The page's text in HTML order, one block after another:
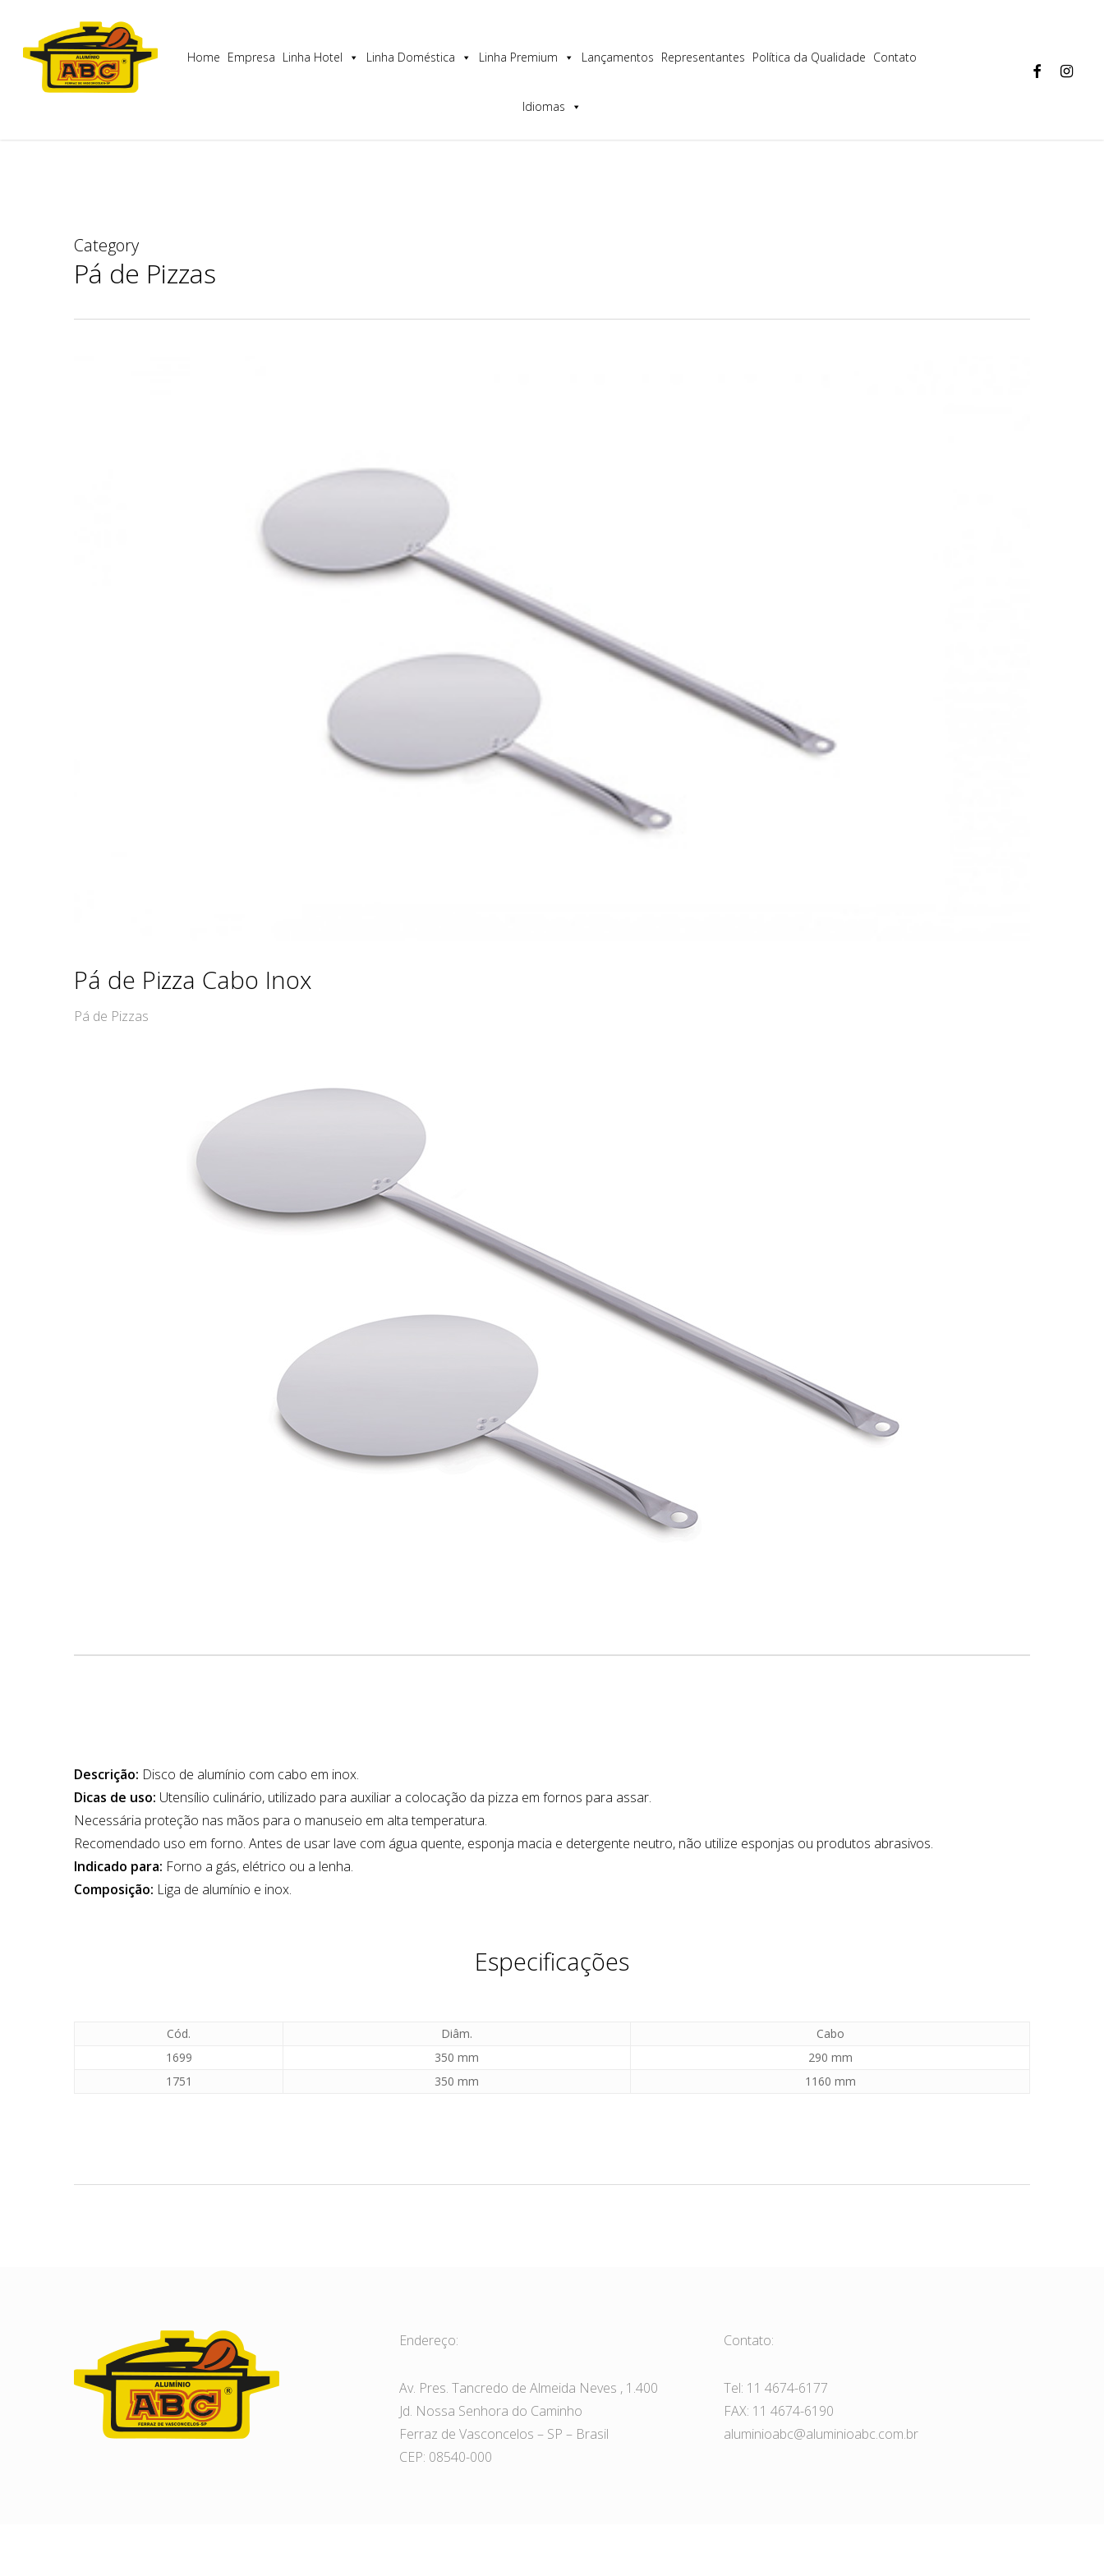
Utilizamos cookies para garantir que lhe proporcionamos a melhor experiência no nosso site.
main
content
Home Empresa Linha Hotel Linha Doméstica Linha Premium Lançamentos Representantes Política da Qualidade Contato
Idiomas
facebookinstagram
Category
Pá de Pizzas
Pá de Pizza Cabo Inox
Pá de Pizzas
Descrição: Disco de alumínio com cabo em inox.
Dicas de uso: Utensílio culinário, utilizado para auxiliar a colocação da pizza em fornos para assar.
Necessária proteção nas mãos para o manuseio em alta temperatura.
Recomendado uso em forno. Antes de usar lave com água quente, esponja macia e detergente neutro, não utilize esponjas ou produtos abrasivos.
Indicado para: Forno a gás, elétrico ou a lenha.
Composição: Liga de alumínio e inox.
Especificações
Cód. Diâm.
Cabo
1699
350 mm
290 mm
1751
350 mm 1160 mm
Endereço:
Av. Pres. Tancredo de Almeida Neves , 1.400
Jd. Nossa Senhora do Caminho
Ferraz de Vasconcelos – SP – Brasil
CEP: 08540-000
Contato:
Tel: 11 4674-6177
FAX: 11 4674-6190
aluminioabc@aluminioabc.com.br